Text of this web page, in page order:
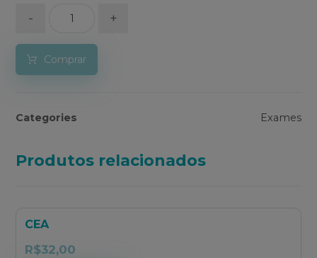
- +
Comprar
Categories Exames
Produtos relacionados
CEA
R$32,00